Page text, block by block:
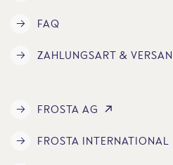
FAQ
ZAHLUNGSART &
FROSTA AG
FROSTA INTERNATIONAL